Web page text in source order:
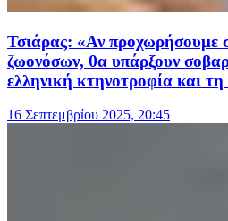
Τσιάρας: «Αν προχωρήσουμε
ζωονόσων, θα υπάρξουν
ελληνική κτηνοτροφία και
16 Σεπτεμβρίου 2025, 20:45